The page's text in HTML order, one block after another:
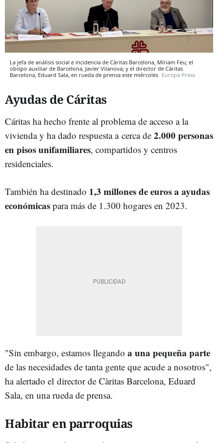
La jefa de análisis social e incidencia de Càritas Barcelona, Miriam Feu; el
obispo auxiliar de Barcelona, Javier Vilanova; y el director de Càritas
Barcelona, Eduard Sala, en rueda de prensa este miércoles Europa Press
Ayudas de Cáritas
Cáritas ha hecho frente al problema de acceso a la
vivienda y ha dado respuesta a cerca de 2.000 personas
en pisos unifamiliares, compartidos y centros
residenciales.
También ha destinado 1,3 millones de euros a ayudas
económicas para más de 1.300 hogares en 2023.
"Sin embargo, estamos llegando a una pequeña parte
de las necesidades de tanta gente que acude a nosotros",
ha alertado el director de Càritas Barcelona, Eduard
Sala, en una rueda de prensa.
Habitar en parroquias